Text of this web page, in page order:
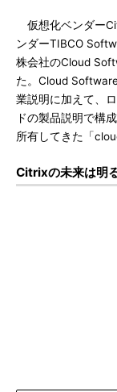
仮想化ベンダー
ンダーTIBCO
株会社のCloud
た。Cloud
業説明に加えて、
ドの製品説明で構
所有してきた「
Citrixの未来は明